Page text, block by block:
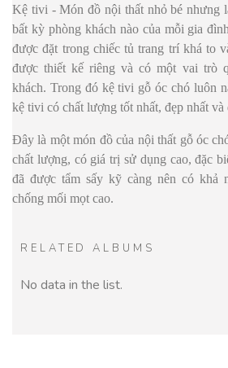
Kệ tivi - Món đồ nội thất nhỏ bé nhưng
bất kỳ phòng khách nào của mỗi gia
được đặt trong chiếc tủ trang trí khá to
được thiết kế riêng và có một vai trò
khách. Trong đó kệ tivi gỗ óc chó luôn
kệ tivi có chất lượng tốt nhất, đẹp nhất và
Đây là một món đồ của nội thất gỗ óc
chất lượng, có giá trị sử dụng cao, đặc
đã được tẩm sấy kỹ càng nên có khả
chống mối mọt cao.
RELATED ALBUMS
No data in the list.